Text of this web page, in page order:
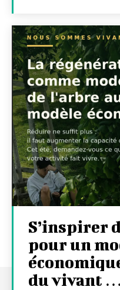
S’inspirer
pour un
du vivant …